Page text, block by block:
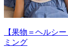
【果物＝ヘルシ
ミング